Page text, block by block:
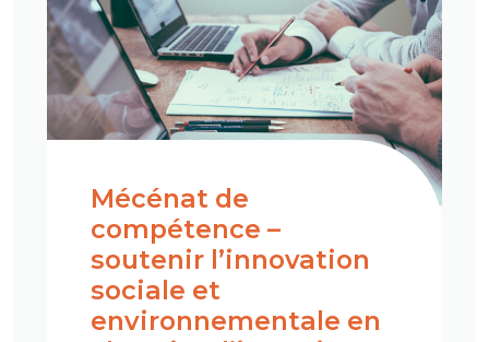
Mécénat de
compétence –
soutenir l’innovation
sociale et
environnementale en